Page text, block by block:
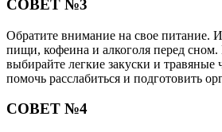
СОВЕТ №3
Обратите внимание на свое питание.
пищи, кофеина и алкоголя перед сном.
выбирайте легкие закуски и травяные
помочь расслабиться и подготовить
СОВЕТ №4